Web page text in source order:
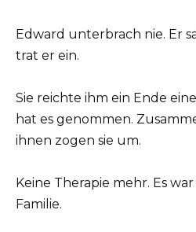
Edward unterbrach nie. Er
trat er ein.
Sie reichte ihm ein Ende
hat es genommen.
ihnen zogen sie um.
Keine Therapie mehr. Es
Familie.